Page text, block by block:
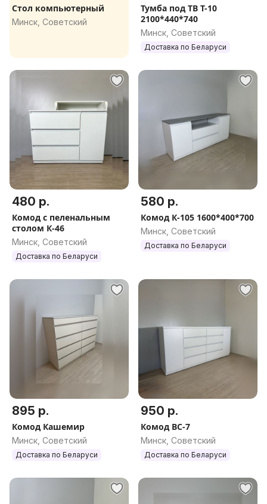
Стол компьютерный
Минск, Советский
Тумба под ТВ Т-10
2100*440*740
Минск, Советский
Доставка по Беларуси
480 р.
Комод с пеленальным
столом К-46
Минск, Советский
Доставка по Беларуси
580 р.
Комод К-105 1600*400*700
Минск, Советский
Доставка по Беларуси
895 р.
Комод Кашемир
Минск, Советский
Доставка по Беларуси
950 р.
Комод ВС-7
Минск, Советский
Доставка по Беларуси